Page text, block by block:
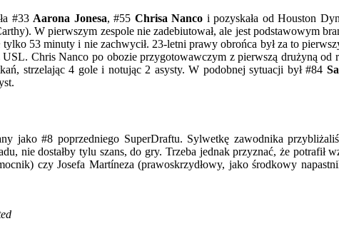
#33 Aarona Jonesa, #55 Chrisa Nanco i pozyskała od Houston
W pierwszym zespole nie zadebiutował, ale jest podstawowym
53 minuty i nie zachwycił. 23-letni prawy obrońca był za to
Chris Nanco po obozie przygotowawczym z pierwszą drużyną od
strzelając 4 gole i notując 2 asysty. W podobnej sytuacji był #84
jako #8 poprzedniego SuperDraftu. Sylwetkę zawodnika
nie dostałby tylu szans, do gry. Trzeba jednak przyznać, że potrafił
czy Josefa Martíneza (prawoskrzydłowy, jako środkowy